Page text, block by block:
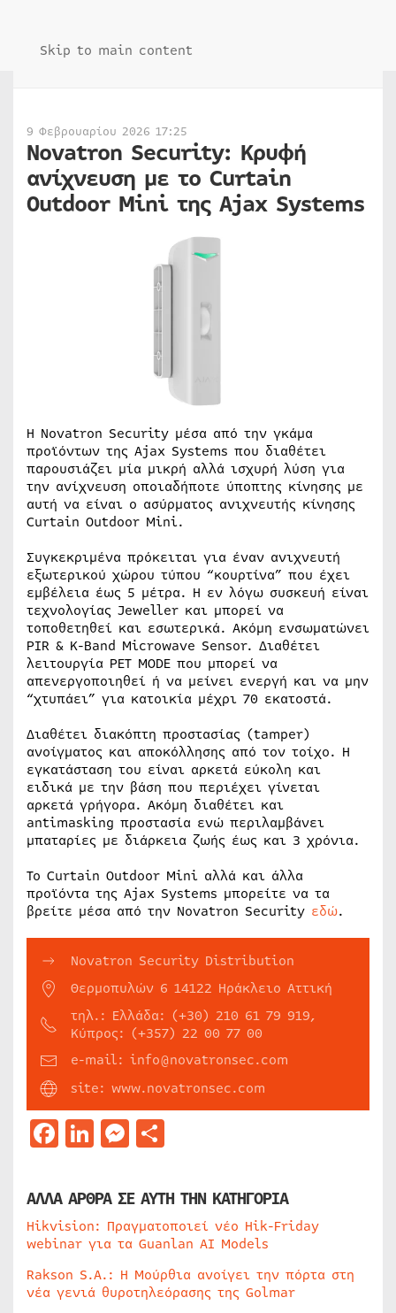
Skip to main content
9 Φεβρουαρίου 2026 17:25
Novatron Security: Κρυφή
ανίχνευση με το Curtain
Outdoor Mini της Ajax Systems
Η Novatron Security μέσα από την γκάμα
προϊόντων της Ajax Systems που διαθέτει
παρουσιάζει μία μικρή αλλά ισχυρή λύση για
την ανίχνευση οποιαδήποτε ύποπτης κίνησης με
αυτή να είναι ο ασύρματος ανιχνευτής κίνησης
Curtain Outdoor Mini.
Συγκεκριμένα πρόκειται για έναν ανιχνευτή
εξωτερικού χώρου τύπου “κουρτίνα” που έχει
εμβέλεια έως 5 μέτρα. Η εν λόγω συσκευή είναι
τεχνολογίας Jeweller και μπορεί να
τοποθετηθεί και εσωτερικά. Ακόμη ενσωματώνει
PIR & K-Band Microwave Sensor. Διαθέτει
λειτουργία PET MODE που μπορεί να
απενεργοποιηθεί ή να μείνει ενεργή και να μην
“χτυπάει” για κατοικία μέχρι 70 εκατοστά.
Διαθέτει διακόπτη προστασίας (tamper)
ανοίγματος και αποκόλλησης από τον τοίχο. Η
εγκατάσταση του είναι αρκετά εύκολη και
ειδικά με την βάση που περιέχει γίνεται
αρκετά γρήγορα. Ακόμη διαθέτει και
antimasking προστασία ενώ περιλαμβάνει
μπαταρίες με διάρκεια ζωής έως και 3 χρόνια.
Το Curtain Outdoor Mini αλλά και άλλα
προϊόντα της Ajax Systems μπορείτε να τα
βρείτε μέσα από την Novatron Security εδώ.
Novatron Security Distribution
Θερμοπυλών 6 14122 Ηράκλειο Αττική
τηλ.: Ελλάδα: (+30) 210 61 79 919,
Κύπρος: (+357) 22 00 77 00
e-mail: info@novatronsec.com
site: www.novatronsec.com
Facebook
LinkedIn
Messenger
ΑΛΛΑ ΑΡΘΡΑ ΣΕ ΑΥΤΗ ΤΗΝ ΚΑΤΗΓΟΡΙΑ
Hikvision: Πραγματοποιεί νέο Hik-Friday
webinar για τα Guanlan AI Models
Rakson S.A.: Η Μούρθια ανοίγει την πόρτα στη
νέα γενιά θυροτηλεόρασης της Golmar